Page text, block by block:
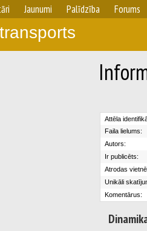
Jaunumi Palīdzība Forums
Attēla
Faila lielums:
Autors:
Ir publicēts:
Atrodas
Unikāli
Komentārus: